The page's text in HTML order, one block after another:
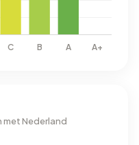
met Nederland